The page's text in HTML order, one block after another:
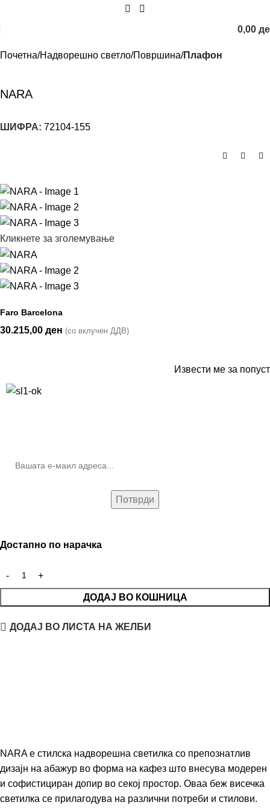
0,00
Почетна Надворешно светло Површина Плафон
NARA
ШИФРА: 72104-155
Кликнете за зголемување
Faro Barcelona
30.215,00 ден (со вклучен ДДВ)
Извести ме за попуст
Достапно по нарачка
ДОДАЈ ВО КОШНИЦА
ДОДАЈ ВО ЛИСТА НА ЖЕЛБИ
NARA е стилска надворешна светилка со препознатлив
дизајн на абажур во форма на кафез што внесува модерен
и софистициран допир во секој простор. Оваа беж висечка
светилка се прилагодува на различни потреби и стилови.